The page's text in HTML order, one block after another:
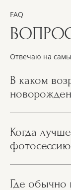
FAQ
Отвечаю на
В каком
Когда
Где обычно